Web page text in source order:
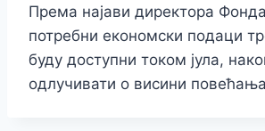
Према најави директора
потребни економски подаци
буду доступни током јула,
одлучивати о висини